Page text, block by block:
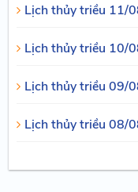
Lịch thủy triều 11/
Lịch thủy triều 10/
Lịch thủy triều 09/
Lịch thủy triều 08/